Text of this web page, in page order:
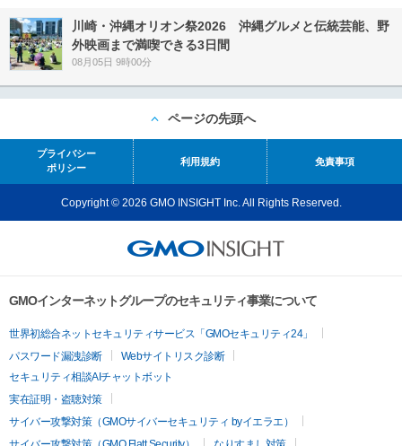
川崎・沖縄オリオン祭2026 沖縄グルメと伝統芸能、野
外映画まで満喫できる3日間
08月05日 9時00分
ページの先頭へ
プライバシー
ポリシー
利用規約 免責事項
Copyright © 2026 GMO INSIGHT Inc. All Rights Reserved.
GMOインターネットグループのセキュリティ事業について
世界初総合ネットセキュリティサービス「GMOセキュリティ24」
パスワード漏洩診断
Webサイトリスク診断
セキュリティ相談AIチャットボット
実在証明・盗聴対策
サイバー攻撃対策（GMOサイバーセキュリティ byイエラエ）